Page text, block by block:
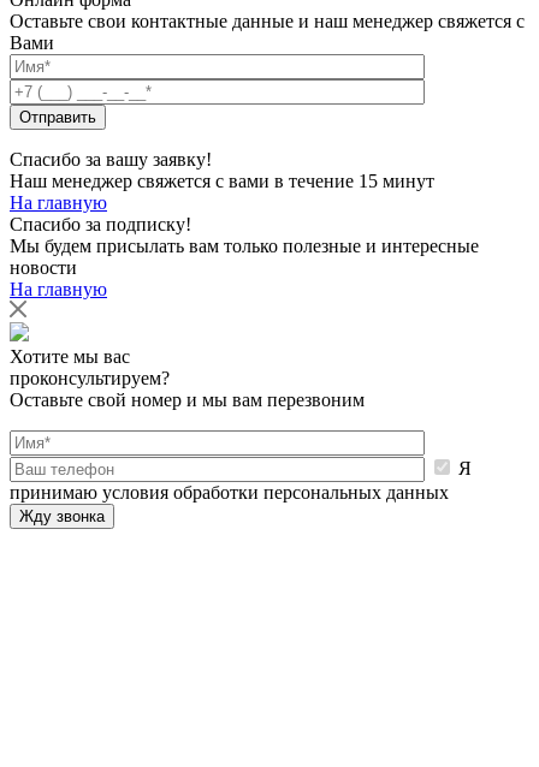
Оставьте свои контактные данные и наш менеджер свяжется с
Вами
Спасибо за вашу заявку!
Наш менеджер свяжется с вами в течение 15 минут
На главную
Спасибо за подписку!
Мы будем присылать вам только полезные и интересные
новости
На главную
Хотите мы вас
проконсультируем?
Оставьте свой номер и мы вам перезвоним
Я
принимаю условия обработки персональных данных